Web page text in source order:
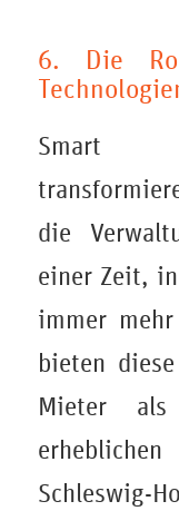
6. Die
Smart
die
einer Zeit,
immer
bieten
Mieter
Schleswig-